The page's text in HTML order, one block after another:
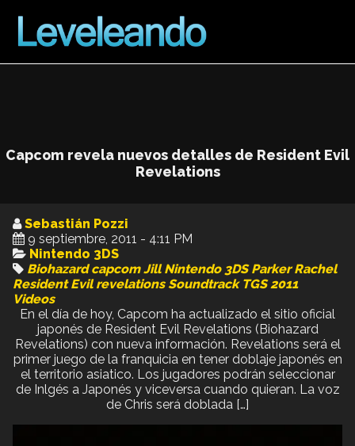
Capcom revela nuevos detalles de Resident Evil
Revelations
Sebastián Pozzi
9 septiembre, 2011 - 4:11 PM
Nintendo 3DS
Biohazard capcom Jill Nintendo 3DS Parker Rachel
Resident Evil revelations Soundtrack TGS 2011
Videos
En el día de hoy, Capcom ha actualizado el sitio oficial
japonés de Resident Evil Revelations (Biohazard
Revelations) con nueva información. Revelations será el
primer juego de la franquicia en tener doblaje japonés en
el territorio asiatico. Los jugadores podrán seleccionar
de Inlgés a Japonés y viceversa cuando quieran. La voz
de Chris será doblada […]